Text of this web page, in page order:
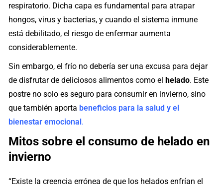
respiratorio. Dicha capa es fundamental para atrapar
hongos, virus y bacterias, y cuando el sistema inmune
está debilitado, el riesgo de enfermar aumenta
considerablemente.
Sin embargo, el frío no debería ser una excusa para dejar
de disfrutar de deliciosos alimentos como elhelado. Este
postre no solo es seguro para consumir en invierno, sino
que también aporta beneficios para la salud y el
bienestar emocional.
Mitos sobre el consumo de helado en
invierno
“Existe la creencia errónea de que los helados enfrían el